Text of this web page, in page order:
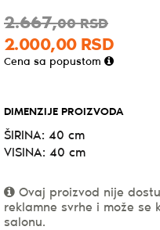
2.667,00 RSD
2.000,00 RSD
Cena sa popustom
DIMENZIJE PROIZVODA
ŠIRINA: 40 cm
VISINA: 40 cm
Ovaj proizvod nije
reklamne svrhe i može
salonu.